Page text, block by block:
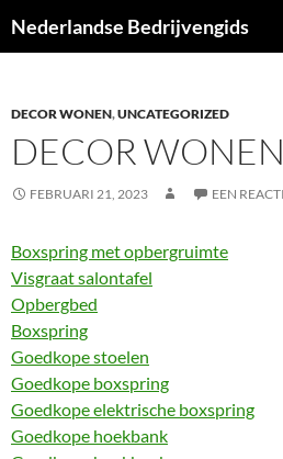
naar
Nederlandse Bedrijvengids
DECOR WONEN,UNCATEGORIZED
DECOR WONEN
FEBRUARI 21, 2023 EEN
Boxspring met opbergruimte
Visgraat salontafel
Opbergbed
Boxspring
Goedkope stoelen
Goedkope boxspring
Goedkope elektrische boxspring
Goedkope hoekbank